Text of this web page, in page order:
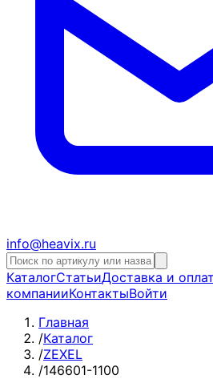
info@heavix.ru
КаталогСтатьиДоставка и
компанииКонтактыВойти
Главная
/Каталог
/ZEXEL
/146601-1100